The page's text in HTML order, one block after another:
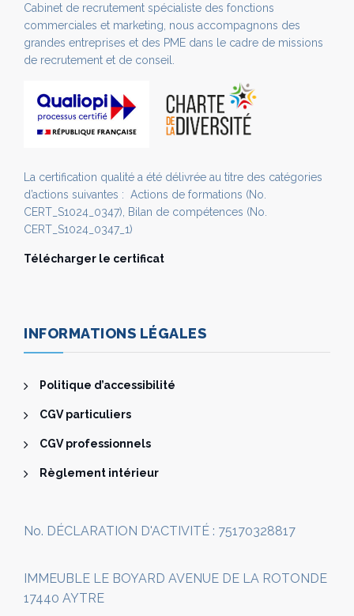
Cabinet de recrutement spécialiste des fonctions
commerciales et marketing, nous accompagnons des
grandes entreprises et des PME dans le cadre de missions
de recrutement et de conseil.
La certification qualité a été délivrée au titre des catégories
d’actions suivantes : Actions de formations (No.
CERT_S1024_0347), Bilan de compétences (No.
CERT_S1024_0347_1)
Télécharger le certificat
INFORMATIONS LÉGALES
Politique d’accessibilité
CGV particuliers
CGV professionnels
Règlement intérieur
No. DÉCLARATION D'ACTIVITÉ : 75170328817
IMMEUBLE LE BOYARD AVENUE DE LA ROTONDE
17440 AYTRE